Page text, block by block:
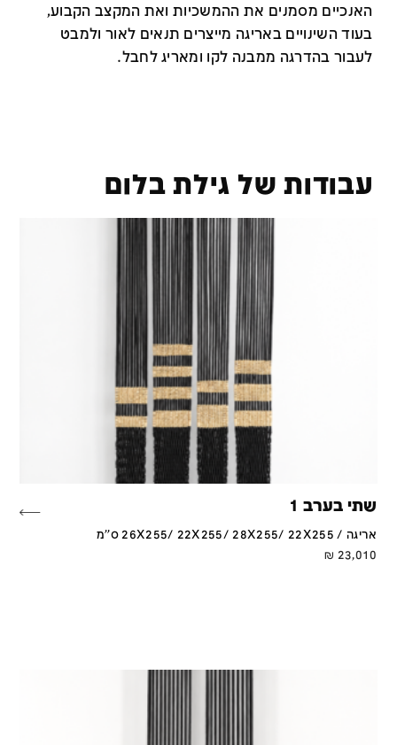
האנכיים מסמנים את ההמשכיות ואת המקצב הקבוע,
בעוד השינויים באריגה מייצרים תנאים לאור ולמבט
לעבור בהדרגה ממבנה לקו ומאריג לחבל.
עבודות של גילת בלום
שתי בערב 1
אריגה / 26X255/ 22X255/ 28X255/ 22X255 ס''מ
23,010
₪